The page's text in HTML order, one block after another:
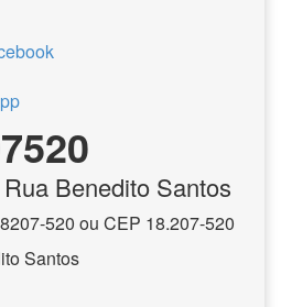
Benedito Santos
520 ou CEP 18.207-520
Santos